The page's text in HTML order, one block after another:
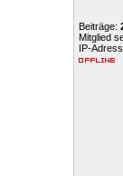
Beiträge:
Mitglied
IP-